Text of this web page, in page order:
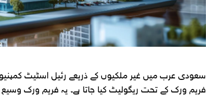
سعودی عرب میں غیر ملکیوں کے ذریعے رئیل اسٹیٹ
فریم ورک کے تحت ریگولیٹ کیا جاتا ہے۔ یہ فریم ورک